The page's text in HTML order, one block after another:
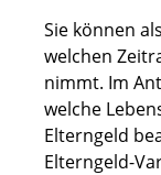
Sie können
welchen
nimmt. Im
welche
Elterngeld
Elterngeld-